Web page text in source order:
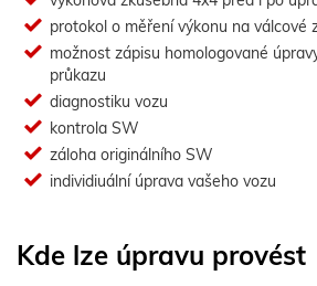
protokol o měření výkonu na válcové
možnost zápisu homologované
průkazu
diagnostiku vozu
kontrola SW
záloha originálního SW
individiuální úprava vašeho vozu
Kde lze úpravu provést